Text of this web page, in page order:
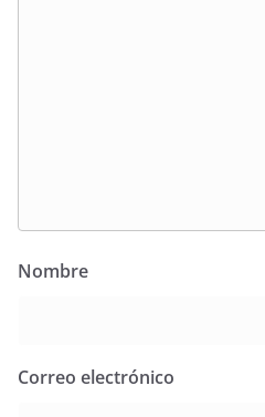
Nombre
Correo electrónico